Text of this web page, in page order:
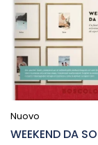
Nuovo
WEEKEND DA